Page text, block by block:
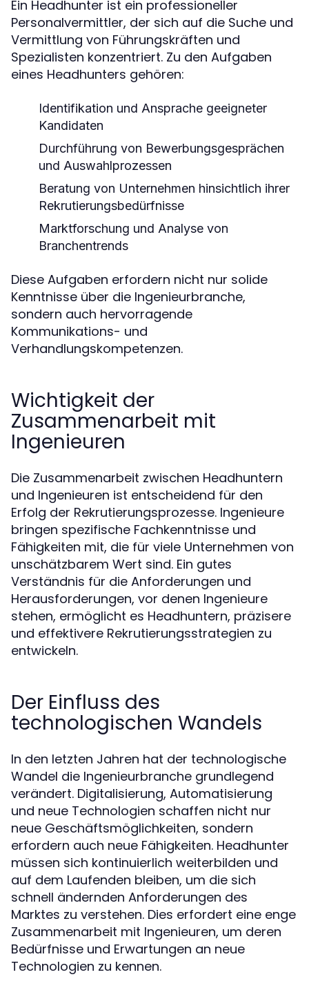
Ein Headhunter ist ein professioneller
Personalvermittler, der sich auf die Suche und
Vermittlung von Führungskräften und
Spezialisten konzentriert. Zu den Aufgaben
eines Headhunters gehören:
Identifikation und Ansprache geeigneter
Kandidaten
Durchführung von Bewerbungsgesprächen
und Auswahlprozessen
Beratung von Unternehmen hinsichtlich ihrer
Rekrutierungsbedürfnisse
Marktforschung und Analyse von
Branchentrends
Diese Aufgaben erfordern nicht nur solide
Kenntnisse über die Ingenieurbranche,
sondern auch hervorragende
Kommunikations- und
Verhandlungskompetenzen.
Wichtigkeit der
Zusammenarbeit mit
Ingenieuren
Die Zusammenarbeit zwischen Headhuntern
und Ingenieuren ist entscheidend für den
Erfolg der Rekrutierungsprozesse. Ingenieure
bringen spezifische Fachkenntnisse und
Fähigkeiten mit, die für viele Unternehmen von
unschätzbarem Wert sind. Ein gutes
Verständnis für die Anforderungen und
Herausforderungen, vor denen Ingenieure
stehen, ermöglicht es Headhuntern, präzisere
und effektivere Rekrutierungsstrategien zu
entwickeln.
Der Einfluss des
technologischen Wandels
In den letzten Jahren hat der technologische
Wandel die Ingenieurbranche grundlegend
verändert. Digitalisierung, Automatisierung
und neue Technologien schaffen nicht nur
neue Geschäftsmöglichkeiten, sondern
erfordern auch neue Fähigkeiten. Headhunter
müssen sich kontinuierlich weiterbilden und
auf dem Laufenden bleiben, um die sich
schnell ändernden Anforderungen des
Marktes zu verstehen. Dies erfordert eine enge
Zusammenarbeit mit Ingenieuren, um deren
Bedürfnisse und Erwartungen an neue
Technologien zu kennen.